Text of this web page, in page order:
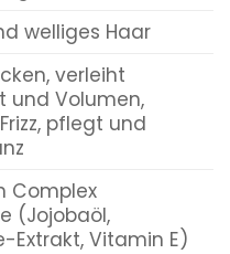
welliges Haar
verleiht
und Volumen,
pflegt und
Complex
(Jojobaöl,
Extrakt, Vitamin E)